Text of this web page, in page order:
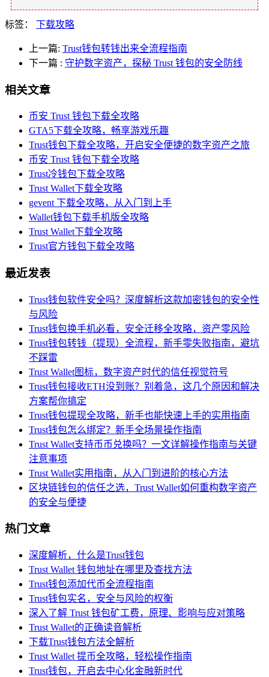
标签： 下载攻略
上一篇: Trust钱包转钱出来全流程指南
下一篇 : 守护数字资产，探秘 Trust 钱包的安全防线
相关文章
币安 Trust 钱包下载全攻略
GTA5下载全攻略，畅享游戏乐趣
Trust钱包下载全攻略，开启安全便捷的数字资产之旅
币安 Trust 钱包下载全攻略
Trust冷钱包下载全攻略
Trust Wallet下载全攻略
gevent 下载全攻略，从入门到上手
Wallet钱包下载手机版全攻略
Trust Wallet下载全攻略
Trust官方钱包下载全攻略
最近发表
Trust钱包软件安全吗？深度解析这款加密钱包的安全性
与风险
Trust钱包换手机必看，安全迁移全攻略，资产零风险
Trust钱包转钱（提现）全流程，新手零失败指南，避坑
不踩雷
Trust Wallet图标，数字资产时代的信任视觉符号
Trust钱包接收ETH没到账？别着急，这几个原因和解决
方案帮你搞定
Trust钱包提现全攻略，新手也能快速上手的实用指南
Trust钱包怎么绑定？新手全场景操作指南
Trust Wallet支持币币兑换吗？一文详解操作指南与关键
注意事项
Trust Wallet实用指南，从入门到进阶的核心方法
区块链钱包的信任之选，Trust Wallet如何重构数字资产
的安全与便捷
热门文章
深度解析，什么是Trust钱包
Trust Wallet 钱包地址在哪里及查找方法
Trust钱包添加代币全流程指南
Trust钱包实名，安全与风险的权衡
深入了解 Trust 钱包矿工费，原理、影响与应对策略
Trust Wallet的正确读音解析
下载Trust钱包方法全解析
Trust Wallet 提币全攻略，轻松操作指南
Trust钱包，开启去中心化金融新时代